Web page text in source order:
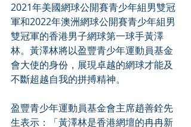
2021年美國網球公開賽青少年組男雙冠
軍和2022年澳洲網球公開賽青少年組男
雙冠軍的香港男子網球第一球手黃澤
林。黃澤林將以盈豐青少年運動員基金
會大使的身份，展現卓越的網球才能及
不斷超越自我的拼搏精神。
盈豐青少年運動員基金會主席趙善銓先
生表示：「黃澤林是香港網壇的冉冉新